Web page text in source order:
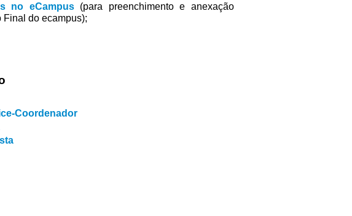
no eCampus(para preenchimento e anexação
Final do ecampus);
Coordenador